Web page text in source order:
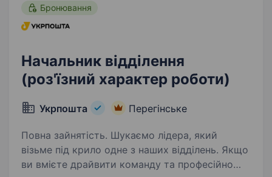
Бронювання
Начальник відділення
(роз'їзний характер роботи)
Укрпошта Перегінське
Повна зайнятість. Шукаємо лідера, який
візьме під крило одне з наших відділень. Якщо
ви вмієте драйвити команду та професійно